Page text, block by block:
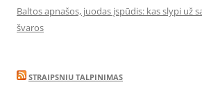
Baltos apnašos, juodas įspūdis: kas slypi už
švaros
STRAIPSNIU TALPINIMAS